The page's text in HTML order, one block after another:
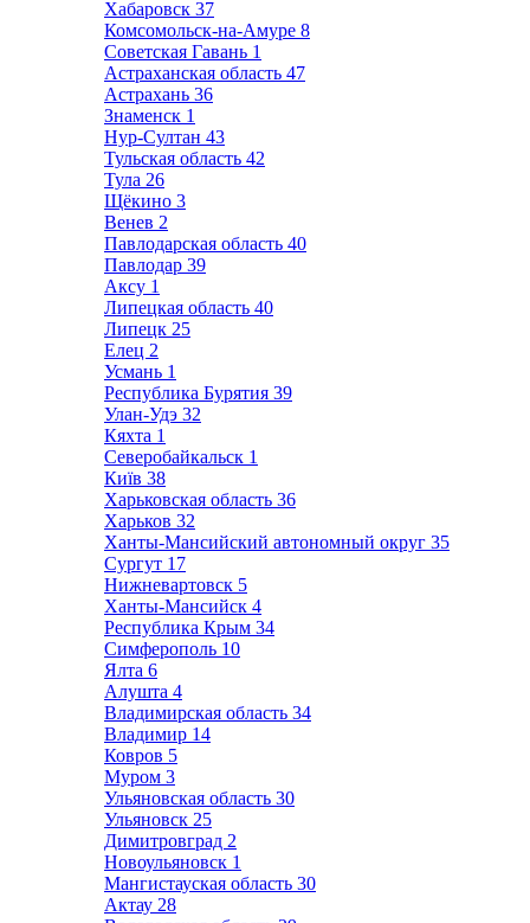
Хабаровск 37
Комсомольск-на-Амуре 8
Советская Гавань 1
Астраханская область 47
Астрахань 36
Знаменск 1
Нур-Султан 43
Тульская область 42
Тула 26
Щёкино 3
Венев 2
Павлодарская область 40
Павлодар 39
Аксу 1
Липецкая область 40
Липецк 25
Елец 2
Усмань 1
Республика Бурятия 39
Улан-Удэ 32
Кяхта 1
Северобайкальск 1
Київ 38
Харьковская область 36
Харьков 32
Ханты-Мансийский автономный округ 35
Сургут 17
Нижневартовск 5
Ханты-Мансийск 4
Республика Крым 34
Симферополь 10
Ялта 6
Алушта 4
Владимирская область 34
Владимир 14
Ковров 5
Муром 3
Ульяновская область 30
Ульяновск 25
Димитровград 2
Новоульяновск 1
Мангистауская область 30
Актау 28